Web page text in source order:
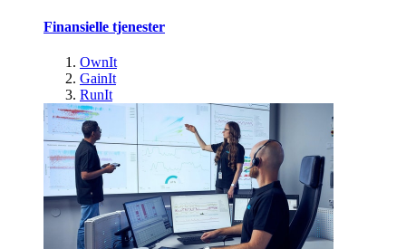
Finansielle tjenester
OwnIt
GainIt
RunIt